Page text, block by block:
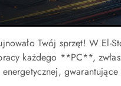
Twój sprzęt! W
każdego **PC**,